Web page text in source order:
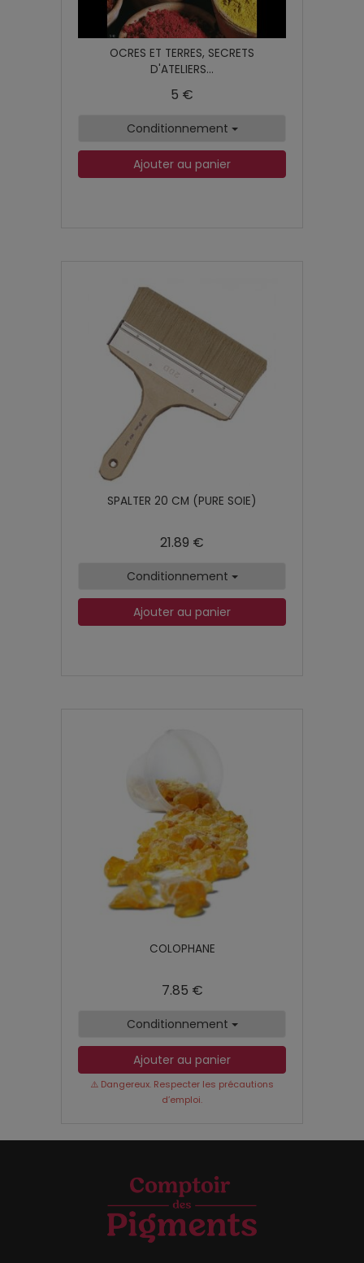
OCRES ET TERRES, SECRETS
D'ATELIERS...
5 €
Conditionnement
Ajouter au panier
SPALTER 20 CM (PURE SOIE)
21.89 €
Conditionnement
Ajouter au panier
COLOPHANE
7.85 €
Conditionnement
Ajouter au panier
⚠️ Dangereux. Respecter les précautions
d’emploi.